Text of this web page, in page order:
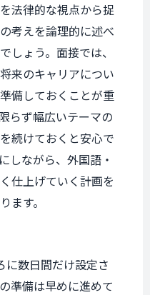
法律的な視点から捉
考えを論理的に述べ
しょう。面接では、
来のキャリアについ
備しておくことが重
らず幅広いテーマの
続けておくと安心で
しながら、外国語・
仕上げていく計画を
ます。
に数日間だけ設定さ
準備は早めに進めて